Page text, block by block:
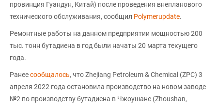
провинция Гуандун, Китай) после проведения внепланового
технического обслуживания, сообщил Polymerupdate.
Ремонтные работы на данном предприятии мощностью 200
тыс. тонн бутадиена в год были начаты 20 марта текущего
года.
Ранеесообщалось, что Zhejiang Petroleum & Chemical (ZPC) 3
апреля 2022 года остановила производство на новом заводе
№2 по производству бутадиена в Чжоушане (Zhoushan,